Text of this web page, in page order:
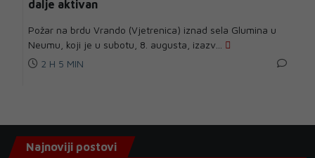
dalje aktivan
Požar na brdu Vrando (Vjetrenica) iznad sela Glumina u
Neumu, koji je u subotu, 8. augusta, izazv...
2 H 5 MIN
Najnoviji postovi